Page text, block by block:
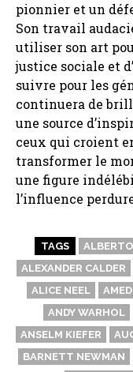
pionnier et un
Son travail
utiliser son art
justice sociale et
suivre pour les
continuera de
une source
ceux qui croient
transformer le
une figure
l’influence
TAGS
ALEXANDER CALDER
ALICE NEEL
ANDY WARHOL
ANSELM KIEFER
BARNETT NEWMAN